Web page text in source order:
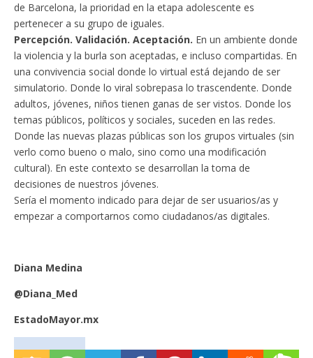
de Barcelona, la prioridad en la etapa adolescente es
pertenecer a su grupo de iguales.
Percepción. Validación. Aceptación. En un ambiente donde
la violencia y la burla son aceptadas, e incluso compartidas. En
una convivencia social donde lo virtual está dejando de ser
simulatorio. Donde lo viral sobrepasa lo trascendente. Donde
adultos, jóvenes, niños tienen ganas de ser vistos. Donde los
temas públicos, políticos y sociales, suceden en las redes.
Donde las nuevas plazas públicas son los grupos virtuales (sin
verlo como bueno o malo, sino como una modificación
cultural). En este contexto se desarrollan la toma de
decisiones de nuestros jóvenes.
Sería el momento indicado para dejar de ser usuarios/as y
empezar a comportarnos como ciudadanos/as digitales.
Diana Medina
@Diana_Med
EstadoMayor.mx